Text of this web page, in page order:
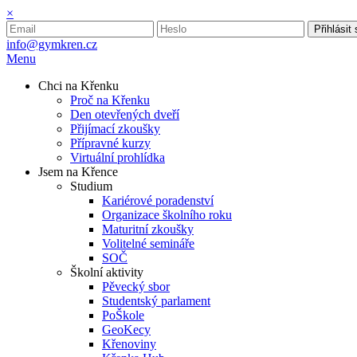
×
Přihlásit
info@gymkren.cz
Menu
Chci na Křenku
Proč na Křenku
Den otevřených dveří
Přijímací zkoušky
Přípravné kurzy
Virtuální prohlídka
Jsem na Křence
Studium
Kariérové poradenství
Organizace školního roku
Maturitní zkoušky
Volitelné semináře
SOČ
Školní aktivity
Pěvecký sbor
Studentský parlament
PoŠkole
GeoKecy
Křenoviny